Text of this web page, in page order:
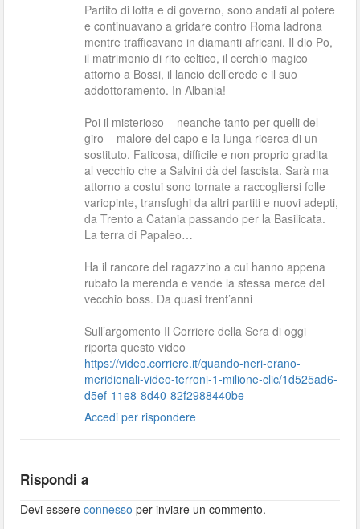
Partito di lotta e di governo, sono andati al potere
e continuavano a gridare contro Roma ladrona
mentre trafficavano in diamanti africani. Il dio Po,
il matrimonio di rito celtico, il cerchio magico
attorno a Bossi, il lancio dell’erede e il suo
addottoramento. In Albania!
Poi il misterioso – neanche tanto per quelli del
giro – malore del capo e la lunga ricerca di un
sostituto. Faticosa, difficile e non proprio gradita
al vecchio che a Salvini dà del fascista. Sarà ma
attorno a costui sono tornate a raccogliersi folle
variopinte, transfughi da altri partiti e nuovi adepti,
da Trento a Catania passando per la Basilicata.
La terra di Papaleo…
Ha il rancore del ragazzino a cui hanno appena
rubato la merenda e vende la stessa merce del
vecchio boss. Da quasi trent’anni
Sull’argomento Il Corriere della Sera di oggi
riporta questo video
https://video.corriere.it/quando-neri-erano-
meridionali-video-terroni-1-milione-clic/1d525ad6-
d5ef-11e8-8d40-82f2988440be
Accedi per rispondere
Rispondi a
Devi essereconnesso per inviare un commento.